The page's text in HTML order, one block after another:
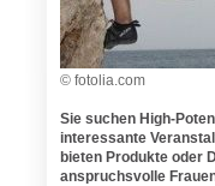
© fotolia.com
Sie suchen High-
interessante
bieten Produkte oder
anspruchsvolle